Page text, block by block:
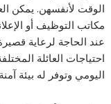
الوقت لأنفسهن. يمكن
مكاتب التوظيف أو
عند الحاجة لرعاية
احتياجات العائلة
اليومي وتوفر له بيئة